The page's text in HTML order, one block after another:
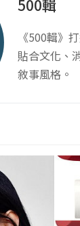
500輯
《500輯》
貼合文化、
敘事風格。